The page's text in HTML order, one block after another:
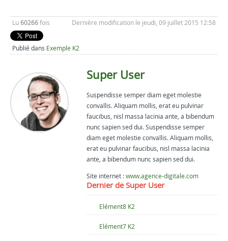
Lu 60266 fois Dernière modification le jeudi, 09 juillet 2015 12:58
Publié dans Exemple K2
Super User
Suspendisse semper diam eget molestie
convallis. Aliquam mollis, erat eu pulvinar
faucibus, nisl massa lacinia ante, a bibendum
nunc sapien sed dui. Suspendisse semper
diam eget molestie convallis. Aliquam mollis,
erat eu pulvinar faucibus, nisl massa lacinia
ante, a bibendum nunc sapien sed dui.
Site internet : www.agence-digitale.com
Dernier de Super User
Elément8 K2
Elément7 K2